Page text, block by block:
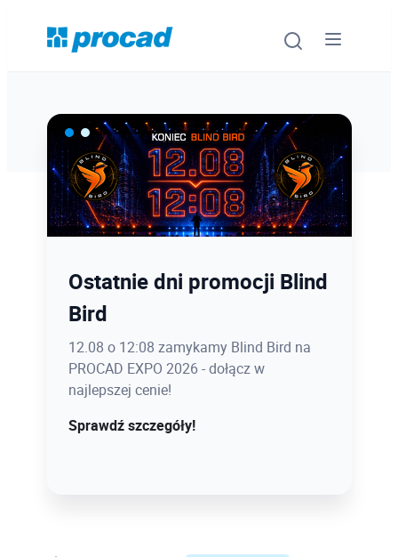
Ostatnie dni promocji Blind
Bird
12.08 o 12:08 zamykamy Blind Bird na
PROCAD EXPO 2026 - dołącz w
najlepszej cenie!
Sprawdź szczegóły!
Latem kursy CAD taniej
nawet 400 zł.
Zapisz się do końca sierpnia z rabatem
na szkolenia otwarte stacjonarnie lub
online!
Sprawdź dostępne terminy
Oprogramowanie
Szkolenia
Urządzenia i serwis